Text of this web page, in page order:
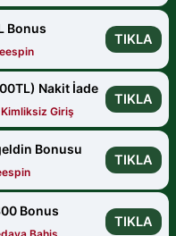
Bonus
TIKLA
Nakit İade
Giriş
TIKLA
Bonusu
TIKLA
Bonus
TIKLA